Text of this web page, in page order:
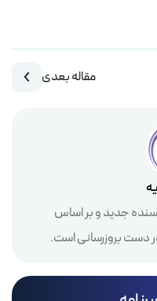
مقاله بعدی
جدید و بر اساس
دست بروزرسانی است.